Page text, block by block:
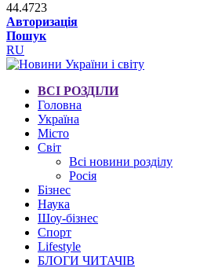
44.4723
Авторизація
Пошук
RU
ВСІ РОЗДІЛИ
Головна
Україна
Місто
Світ
Всі новини розділу
Росія
Бізнес
Наука
Шоу-бізнес
Спорт
Lifestyle
БЛОГИ ЧИТАЧІВ